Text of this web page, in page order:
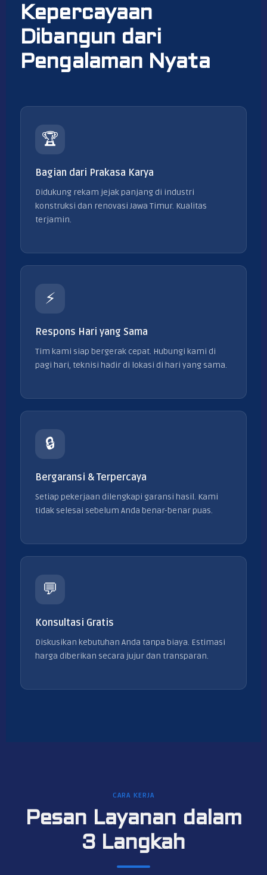
Kepercayaan
Dibangun dari
Pengalaman Nyata
🏆
Bagian dari Prakasa Karya
Didukung rekam jejak panjang di industri
konstruksi dan renovasi Jawa Timur. Kualitas
terjamin.
⚡
Respons Hari yang Sama
Tim kami siap bergerak cepat. Hubungi kami di
pagi hari, teknisi hadir di lokasi di hari yang sama.
🔒
Bergaransi & Terpercaya
Setiap pekerjaan dilengkapi garansi hasil. Kami
tidak selesai sebelum Anda benar-benar puas.
💬
Konsultasi Gratis
Diskusikan kebutuhan Anda tanpa biaya. Estimasi
harga diberikan secara jujur dan transparan.
CARA KERJA
Pesan Layanan dalam
3 Langkah